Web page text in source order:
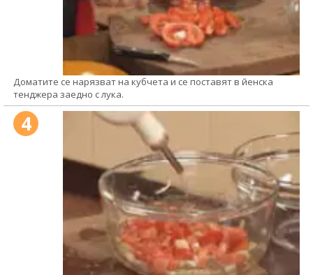
Доматите се нарязват на кубчета и се поставят в йенска
тенджера заедно с лука.
4